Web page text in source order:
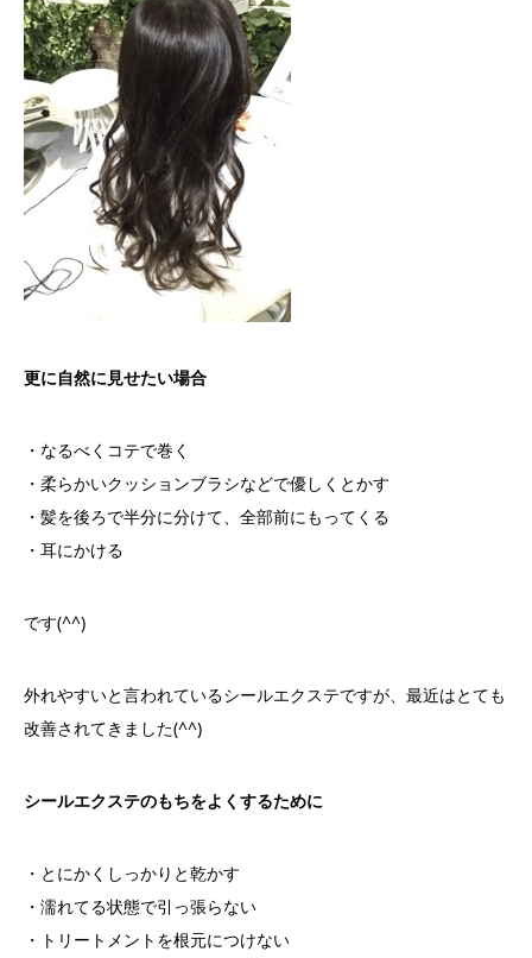
更に自然に見せたい場合
・なるべくコテで巻く
・柔らかいクッションブラシなどで優しくとかす
・髪を後ろで半分に分けて、全部前にもってくる
・耳にかける
です(^^)
外れやすいと言われているシールエクステですが、最近はとても
改善されてきました(^^)
シールエクステのもちをよくするために
・とにかくしっかりと乾かす
・濡れてる状態で引っ張らない
・トリートメントを根元につけない